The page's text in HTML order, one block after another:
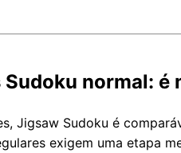
normal: é
Jigsaw Sudoku é
exigem uma etapa